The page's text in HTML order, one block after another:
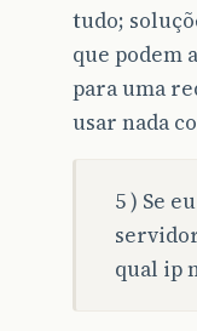
tudo;
que podem
para uma
usar nada
5 ) Se
qual ip